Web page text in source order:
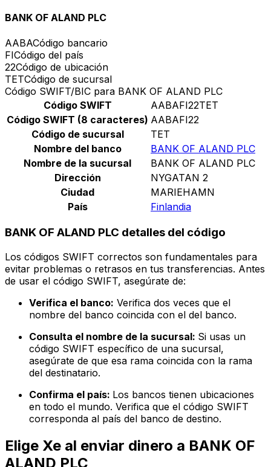
BANK OF ALAND PLC
AABACódigo bancario
FICódigo del país
22Código de ubicación
TETCódigo de sucursal
Código SWIFT/BIC para BANK OF ALAND PLC
Código SWIFT
AABAFI22TET
Código SWIFT (8 caracteres) AABAFI22
Código de sucursal
TET
Nombre del banco
BANK OF ALAND PLC
Nombre de la sucursal
BANK OF ALAND PLC
Dirección
NYGATAN 2
Ciudad
MARIEHAMN
País
Finlandia
BANK OF ALAND PLC detalles del código
Los códigos SWIFT correctos son fundamentales para
evitar problemas o retrasos en tus transferencias. Antes
de usar el código SWIFT, asegúrate de:
Verifica el banco: Verifica dos veces que el
nombre del banco coincida con el del banco.
Consulta el nombre de la sucursal: Si usas un
código SWIFT específico de una sucursal,
asegúrate de que esa rama coincida con la rama
del destinatario.
Confirma el país: Los bancos tienen ubicaciones
en todo el mundo. Verifica que el código SWIFT
corresponda al país del banco de destino.
Elige Xe al enviar dinero a BANK OF
ALAND PLC